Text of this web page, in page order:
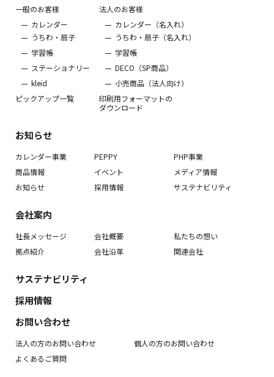
一般のお客様
カレンダー
うちわ・扇子
学習帳
ステーショナリー
kleid
ピックアップ一覧
法人のお客様
カレンダー（名入れ）
うちわ・扇子（名入れ）
学習帳
DECO（SP商品）
小売商品（法人向け）
印刷用フォーマットの
ダウンロード
お知らせ
カレンダー事業 PEPPY
PHP事業
商品情報
イベント
メディア情報
お知らせ
採用情報 サステナビリティ
会社案内
社長メッセージ 会社概要
私たちの想い
拠点紹介
会社沿革 関連会社
サステナビリティ
採用情報
お問い合わせ
法人の方のお問い合わせ
個人の方のお問い合わせ
よくあるご質問